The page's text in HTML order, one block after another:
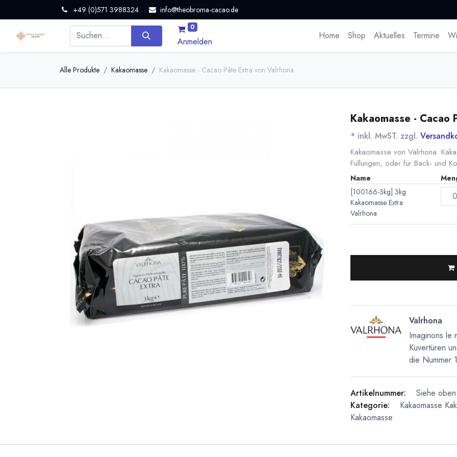
+49 (0)571 3988324 info@theobroma-cacao.de
0
Anmelden
Home Shop Aktuelles Termine
Alle Produkte Kakaomasse Kakaomasse - Cacao Pâte Extra von Valrhona
Kakaomasse - Cacao
* inkl. MwST. zzgl.
Kakaomasse von Valrhona.
Füllungen, oder für Back- und
Name
[100166-3kg] 3kg
Kakaomasse Extra
Valrhona
Valrhona
Imaginons le
Kuvertüren
die Nummer
Artikelnummer:
Siehe
Kategorie:
Kakaomasse
Kakaomasse